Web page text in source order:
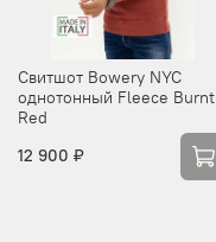
Свитшот Bowery NYC
однотонный Fleece Burnt
Red
12 900 ₽